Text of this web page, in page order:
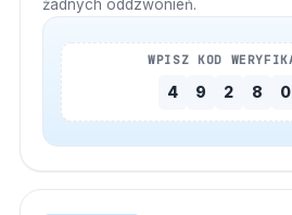
żadnych oddzwonień.
WPISZ KOD
4 9 2 8 0